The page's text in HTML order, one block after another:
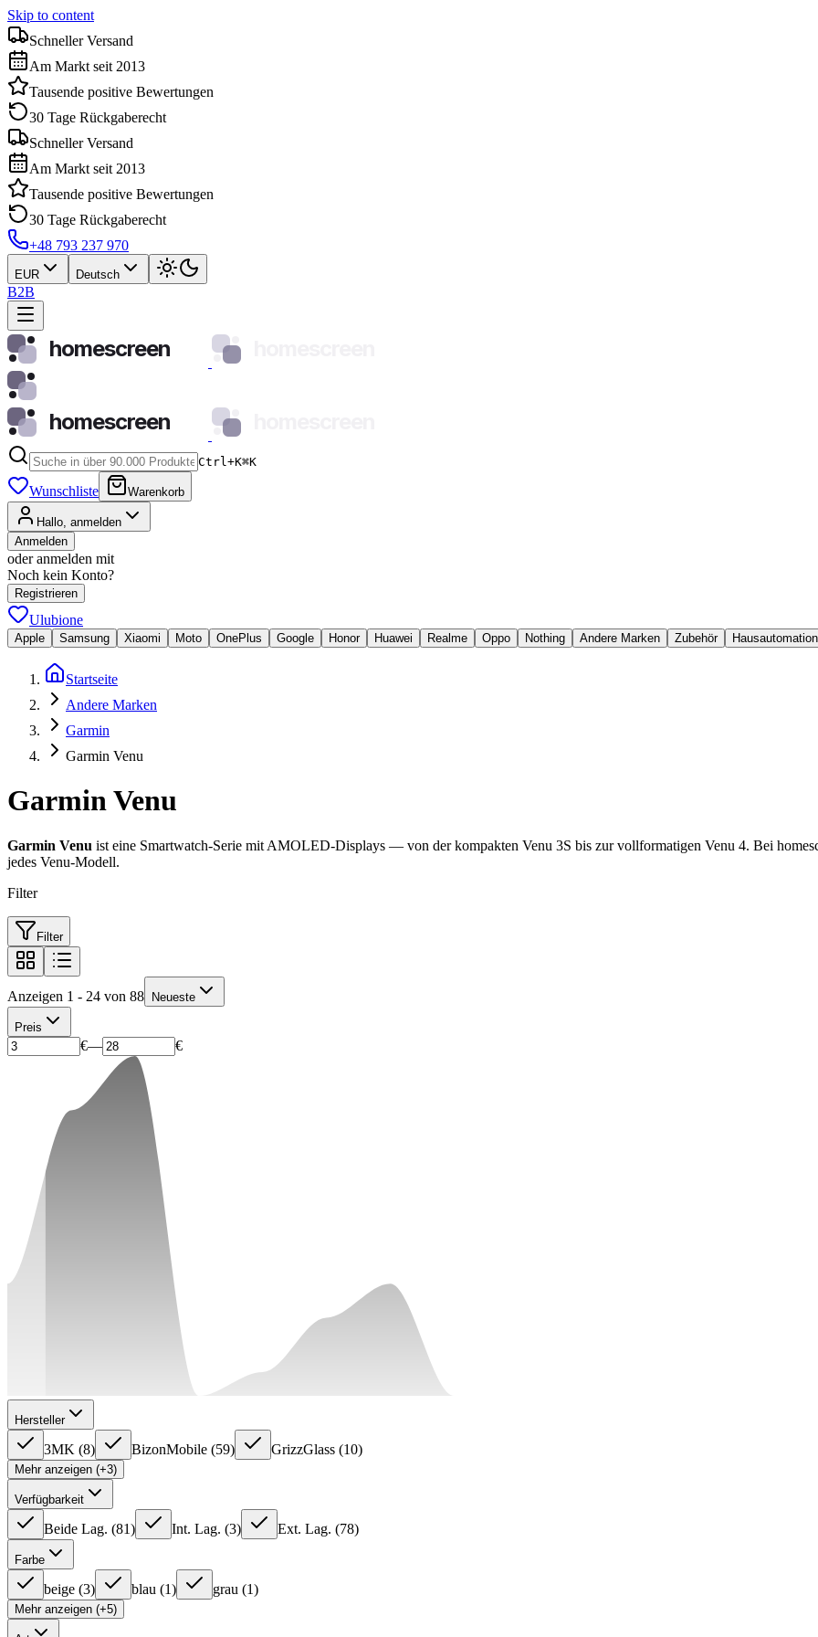
Skip to content
Schneller Versand
Am Markt seit 2013
Tausende positive Bewertungen
30 Tage Rückgaberecht
Schneller Versand
Am Markt seit 2013
Tausende positive Bewertungen
30 Tage Rückgaberecht
+48 793 237 970
EUR Deutsch
B2B
homescreen
homescreen
Ctrl+K⌘K
Wunschliste Warenkorb
Hallo, anmelden
Anmelden
oder anmelden mit
Noch kein Konto?
Registrieren
Ulubione
Apple Samsung Xiaomi Moto OnePlus Google Honor Huawei Realme Oppo Nothing Andere Marken Zubehör Hausautomation
Startseite
Andere Marken
Garmin
Garmin Venu
Garmin Venu
Garmin Venu ist eine Smartwatch-Serie mit AMOLED-Displays — von der kompakten Venu 3S bis zur vollformatigen Venu 4. Bei
jedes Venu-Modell.
Filter
Filter
Anzeigen 1 - 24 von 88 Neueste
Preis
€— €
Hersteller
3MK (8) BizonMobile (59) GrizzGlass (10)
Mehr anzeigen (+3)
Verfügbarkeit
Beide Lag. (81) Int. Lag. (3) Ext. Lag. (78)
Farbe
beige (3) blau (1) grau (1)
Mehr anzeigen (+5)